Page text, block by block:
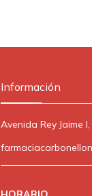
Información
Avenida Rey Jaime